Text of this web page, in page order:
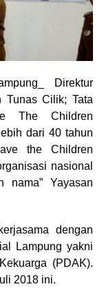
Direktur
Tunas Cilik; Tata
The Children
dari 40 tahun
the Children
nasional
nama” Yayasan
dengan
Lampung yakni
(PDAK).
2018 ini.